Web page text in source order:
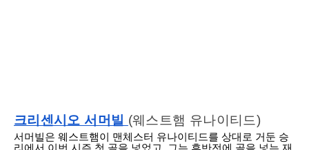
크리센시오 서머빌 (웨스트햄 유나이티드)
서머빌은 웨스트햄이 맨체스터 유나이티드를 상대로 거둔 승
리에서 이번 시즌 첫 골을 넣었고, 그는 후반전에 골을 넣는 재